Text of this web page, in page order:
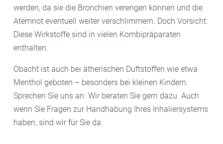
werden, da sie die Bronchien verengen können und die
Atemnot eventuell weiter verschlimmern. Doch Vorsicht:
Diese Wirkstoffe sind in vielen Kombipräparaten
enthalten.
Obacht ist auch bei ätherischen Duftstoffen wie etwa
Menthol geboten – besonders bei kleinen Kindern.
Sprechen Sie uns an. Wir beraten Sie gern dazu. Auch
wenn Sie Fragen zur Handhabung Ihres Inhaliersystems
haben, sind wir für Sie da.